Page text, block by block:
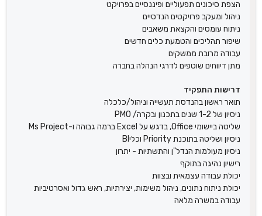
הצפת סיכונים תפעוליים ופיננסיים בפרויקט
ניהול ומעקב פרויקטים הנדסיים
ניתוח עומסים והקצאת משאבים
שיפור תהליכים והטמעת כלים חדשים
עבודה מרובת ממשקים
מתן דיווחים שוטפים לדרגי הנהלה בחברה
דרישות התפקיד
תואר ראשון בהנדסת תעשייה וניהול/כלכלה
ניסיון של 1-2 שנים בתכנון ובקרה/ PMO
שליטה ביישומי Office, בדגש על Excel ברמה גבוהה ו-Ms Project
ניסיון ושליטה בתוכנת Priority וכליBI
ניסיון מעולמות הנדל"ן והתשתיות - יתרון
רישיון נהיגה בתוקף
יכולת עבודה עצמאית ובצוות
יכולת ניתוח נתונים, ניהול משימות, יצירתיות, ראש גדול ואסרטיביות
עבודה במשרה מלאה